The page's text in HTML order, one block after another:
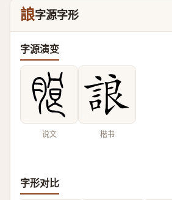
誏字源字形
字源演变
说文 楷书
字形对比